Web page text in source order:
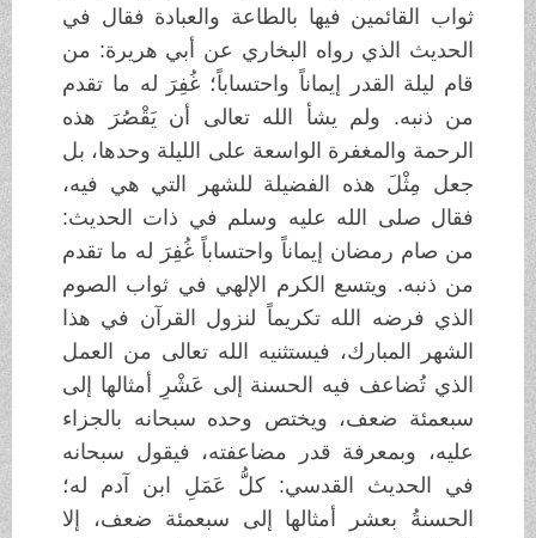
ثواب القائمين فيها بالطاعة والعبادة فقال في
الحديث الذي رواه البخاري عن أبي هريرة: من
قام ليلة القدر إيماناً واحتساباً؛ غُفِرَ له ما تقدم
من ذنبه. ولم يشأ الله تعالى أن يَقْصُرَ هذه
الرحمة والمغفرة الواسعة على الليلة وحدها، بل
جعل مِثْلَ هذه الفضيلة للشهر التي هي فيه،
فقال صلى الله عليه وسلم في ذات الحديث:
من صام رمضان إيماناً واحتساباً غُفِرَ له ما تقدم
من ذنبه. ويتسع الكرم الإلهي في ثواب الصوم
الذي فرضه الله تكريماً لنزول القرآن في هذا
الشهر المبارك، فيستثنيه الله تعالى من العمل
الذي تُضاعف فيه الحسنة إلى عَشْرِ أمثالها إلى
سبعمئة ضعف، ويختص وحده سبحانه بالجزاء
عليه، وبمعرفة قدر مضاعفته، فيقول سبحانه
في الحديث القدسي: كلُّ عَمَلِ ابن آدم له؛
الحسنةُ بعشر أمثالها إلى سبعمئة ضعف، إلا